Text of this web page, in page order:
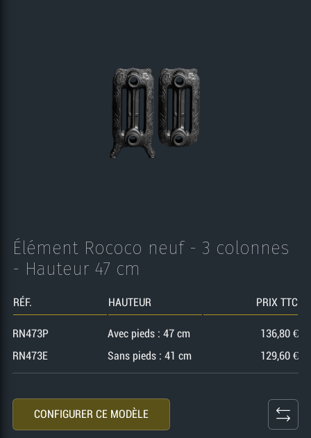
Élément Rococo neuf - 3 colonnes
- Hauteur 47 cm
RÉF. HAUTEUR PRIX TTC
RN473P
RN473E
Avec pieds : 47 cm
Sans pieds : 41 cm
136,80 €
129,60 €
CONFIGURER CE MODÈLE